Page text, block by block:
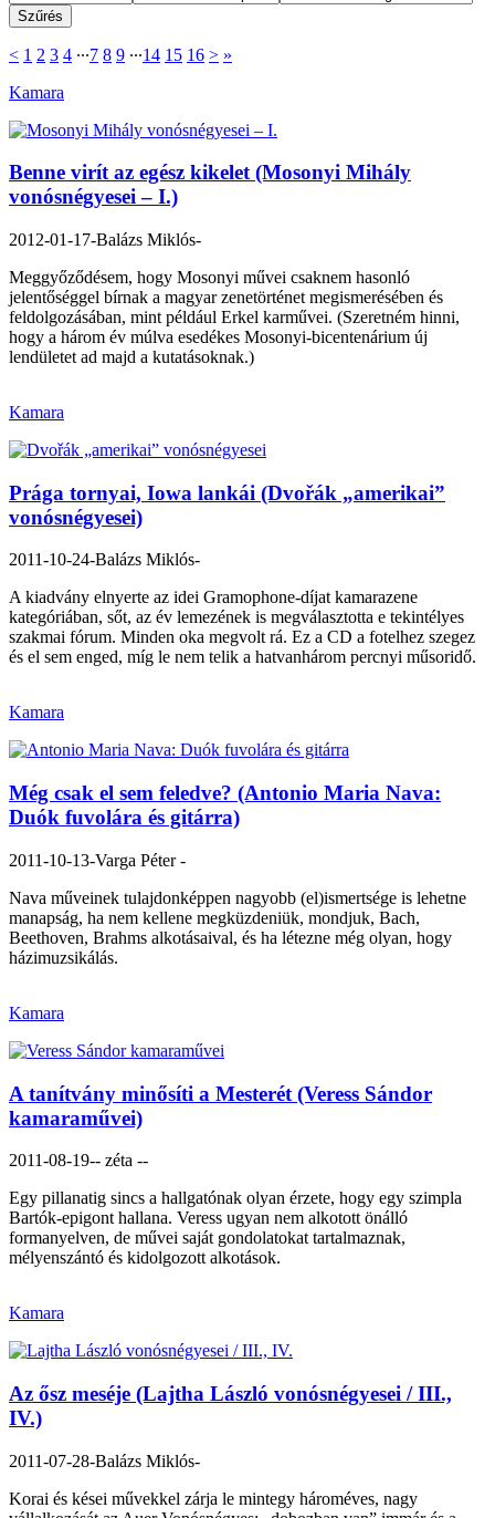
< 1 2 3 4 ∙∙∙7 8 9 ∙∙∙14 15 16 > »
Kamara
Benne virít az egész kikelet (Mosonyi Mihály
vonósnégyesei – I.)
2012-01-17- Balázs Miklós-
Meggyőződésem, hogy Mosonyi művei csaknem hasonló
jelentőséggel bírnak a magyar zenetörténet megismerésében és
feldolgozásában, mint például Erkel karművei. (Szeretném hinni,
hogy a három év múlva esedékes Mosonyi-bicentenárium új
lendületet ad majd a kutatásoknak.)
Kamara
Prága tornyai, Iowa lankái (Dvořák „amerikai”
vonósnégyesei)
2011-10-24- Balázs Miklós-
A kiadvány elnyerte az idei Gramophone-díjat kamarazene
kategóriában, sőt, az év lemezének is megválasztotta e tekintélyes
szakmai fórum. Minden oka megvolt rá. Ez a CD a fotelhez szegez
és el sem enged, míg le nem telik a hatvanhárom percnyi műsoridő.
Kamara
Még csak el sem feledve? (Antonio Maria Nava:
Duók fuvolára és gitárra)
2011-10-13- Varga Péter -
Nava műveinek tulajdonképpen nagyobb (el)ismertsége is lehetne
manapság, ha nem kellene megküzdeniük, mondjuk, Bach,
Beethoven, Brahms alkotásaival, és ha létezne még olyan, hogy
házimuzsikálás.
Kamara
A tanítvány minősíti a Mesterét (Veress Sándor
kamaraművei)
2011-08-19-- zéta --
Egy pillanatig sincs a hallgatónak olyan érzete, hogy egy szimpla
Bartók-epigont hallana. Veress ugyan nem alkotott önálló
formanyelven, de művei saját gondolatokat tartalmaznak,
mélyenszántó és kidolgozott alkotások.
Kamara
Az ősz meséje (Lajtha László vonósnégyesei / III.,
IV.)
2011-07-28- Balázs Miklós-
Korai és kései művekkel zárja le mintegy hároméves, nagy